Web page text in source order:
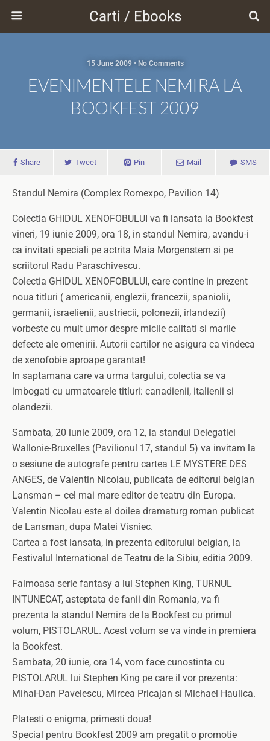
Carti / Ebooks
15 June 2009 • No Comments
EVENIMENTELE NEMIRA LA
BOOKFEST 2009
Share Tweet Pin Mail SMS
Standul Nemira (Complex Romexpo, Pavilion 14)
Colectia GHIDUL XENOFOBULUI va fi lansata la Bookfest
vineri, 19 iunie 2009, ora 18, in standul Nemira, avandu-i
ca invitati speciali pe actrita Maia Morgenstern si pe
scriitorul Radu Paraschivescu.
Colectia GHIDUL XENOFOBULUI, care contine in prezent
noua titluri ( americanii, englezii, francezii, spaniolii,
germanii, israelienii, austriecii, polonezii, irlandezii)
vorbeste cu mult umor despre micile calitati si marile
defecte ale omenirii. Autorii cartilor ne asigura ca vindeca
de xenofobie aproape garantat!
In saptamana care va urma targului, colectia se va
imbogati cu urmatoarele titluri: canadienii, italienii si
olandezii.
Sambata, 20 iunie 2009, ora 12, la standul Delegatiei
Wallonie-Bruxelles (Pavilionul 17, standul 5) va invitam la
o sesiune de autografe pentru cartea LE MYSTERE DES
ANGES, de Valentin Nicolau, publicata de editorul belgian
Lansman – cel mai mare editor de teatru din Europa.
Valentin Nicolau este al doilea dramaturg roman publicat
de Lansman, dupa Matei Visniec.
Cartea a fost lansata, in prezenta editorului belgian, la
Festivalul International de Teatru de la Sibiu, editia 2009.
Faimoasa serie fantasy a lui Stephen King, TURNUL
INTUNECAT, asteptata de fanii din Romania, va fi
prezenta la standul Nemira de la Bookfest cu primul
volum, PISTOLARUL. Acest volum se va vinde in premiera
la Bookfest.
Sambata, 20 iunie, ora 14, vom face cunostinta cu
PISTOLARUL lui Stephen King pe care il vor prezenta:
Mihai-Dan Pavelescu, Mircea Pricajan si Michael Haulica.
Platesti o enigma, primesti doua!
Special pentru Bookfest 2009 am pregatit o promotie